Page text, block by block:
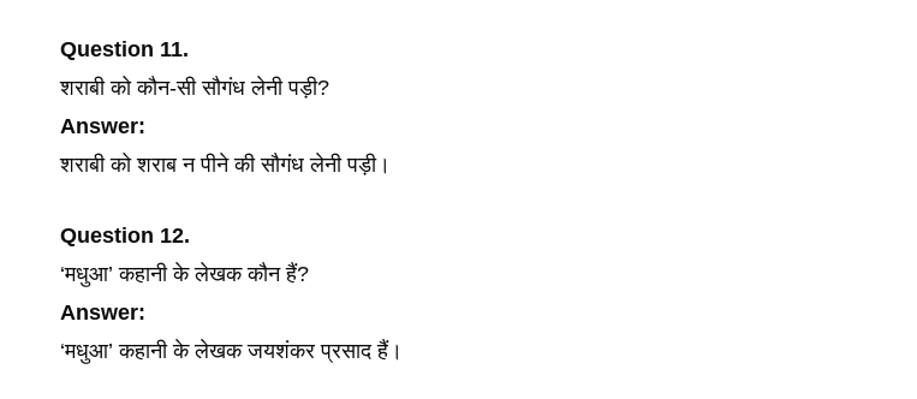
Question 11.
शराबी को कौन-सी सौगंध लेनी पड़ी?
Answer:
शराबी को शराब न पीने की सौगंध लेनी पड़ी।
Question 12.
‘मधुआ’ कहानी के लेखक कौन हैं?
Answer:
‘मधुआ’ कहानी के लेखक जयशंकर प्रसाद हैं।